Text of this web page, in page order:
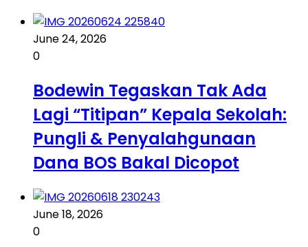
June 24, 2026
0
Bodewin Tegaskan Tak Ada
Lagi “Titipan” Kepala Sekolah:
Pungli & Penyalahgunaan
Dana BOS Bakal Dicopot
June 18, 2026
0